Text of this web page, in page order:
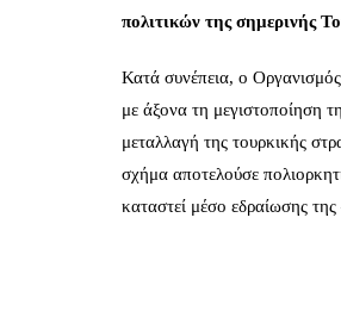
πολιτικών της σημερινής
Κατά συνέπεια, ο
με άξονα τη μεγιστοποίηση
μεταλλαγή της τουρκικής
σχήμα αποτελούσε
καταστεί μέσο εδραίωσης